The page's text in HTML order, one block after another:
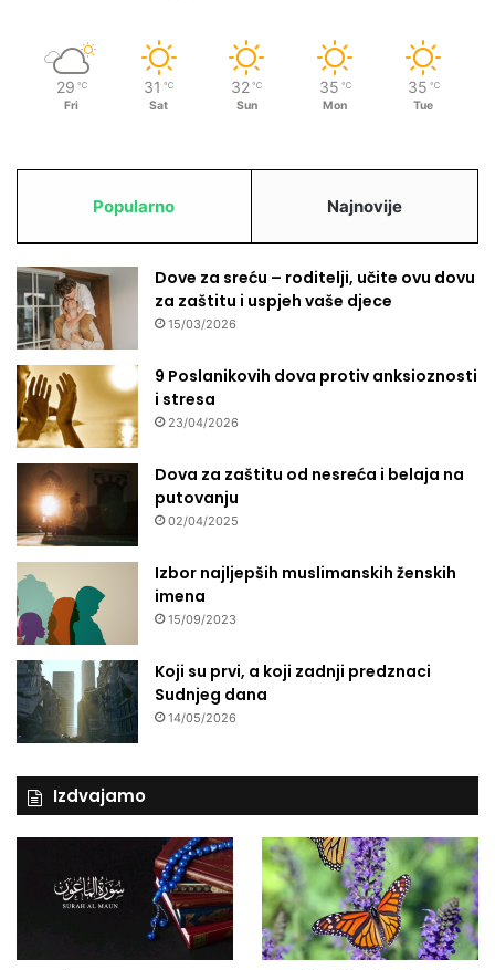
29 ℃
Fri
31 ℃
Sat
32 ℃
Sun
35 ℃
Mon
35 ℃
Tue
Popularno Najnovije
Dove za sreću – roditelji, učite ovu dovu
za zaštitu i uspjeh vaše djece
15/03/2026
9 Poslanikovih dova protiv anksioznosti
i stresa
23/04/2026
Dova za zaštitu od nesreća i belaja na
putovanju
02/04/2025
Izbor najljepših muslimanskih ženskih
imena
15/09/2023
Koji su prvi, a koji zadnji predznaci
Sudnjeg dana
14/05/2026
Izdvajamo